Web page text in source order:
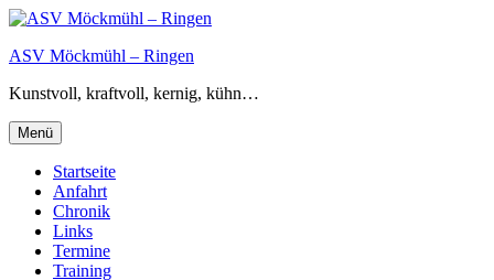
Zum
springen
ASV Möckmühl – Ringen
Kunstvoll, kraftvoll, kernig, kühn…
Menü
Startseite
Anfahrt
Chronik
Links
Termine
Training